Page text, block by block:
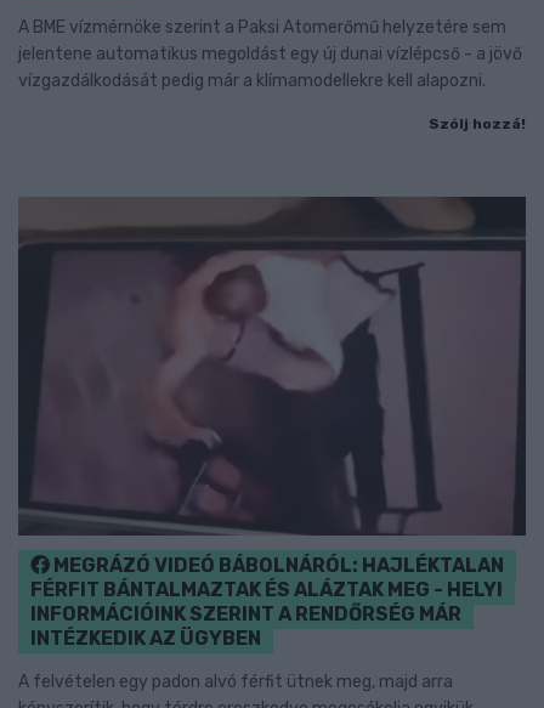
A BME vízmérnöke szerint a Paksi Atomerőmű helyzetére sem
jelentene automatikus megoldást egy új dunai vízlépcső - a jövő
vízgazdálkodását pedig már a klímamodellekre kell alapozni.
Szólj hozzá!
MEGRÁZÓ VIDEÓ BÁBOLNÁRÓL: HAJLÉKTALAN
FÉRFIT BÁNTALMAZTAK ÉS ALÁZTAK MEG - HELYI
INFORMÁCIÓINK SZERINT A RENDŐRSÉG MÁR
INTÉZKEDIK AZ ÜGYBEN
A felvételen egy padon alvó férfit ütnek meg, majd arra